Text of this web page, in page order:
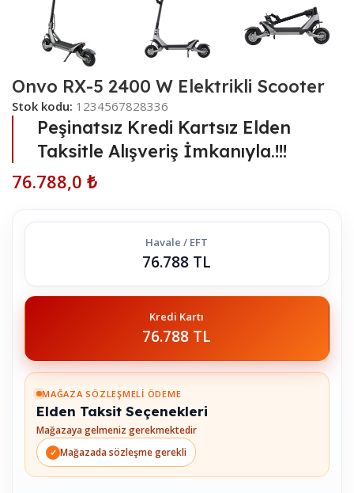
Onvo RX-5 2400 W Elektrikli Scooter
Stok kodu: 1234567828336
Peşinatsız Kredi Kartsız Elden
Taksitle Alışveriş İmkanıyla.!!!
76.788,0 ₺
Havale / EFT
76.788 TL
Kredi Kartı
76.788 TL
MAĞAZA SÖZLEŞMELI ÖDEME
Elden Taksit Seçenekleri
Mağazaya gelmeniz gerekmektedir
Mağazada sözleşme gerekli